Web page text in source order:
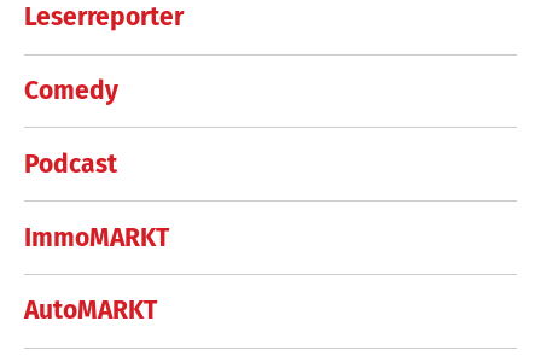
Leserreporter
Comedy
Podcast
ImmoMARKT
AutoMARKT